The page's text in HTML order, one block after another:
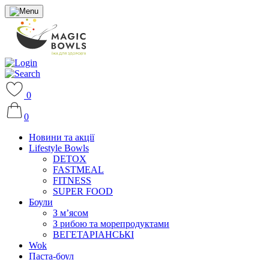
0
0
Новини та акції
Lifestyle Bowls
DETOX
FASTMEAL
FITNESS
SUPER FOOD
Боули
З м’ясом
З рибою та морепродуктами
ВЕГЕТАРІАНСЬКІ
Wok
Паста-боул